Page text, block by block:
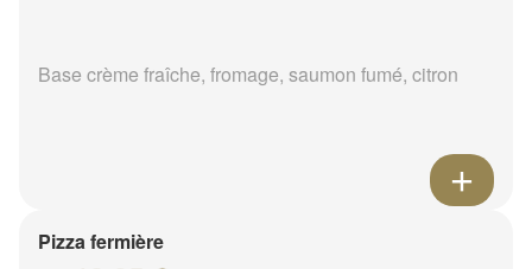
Base crème fraîche, fromage, saumon fumé, citron
Pizza fermière